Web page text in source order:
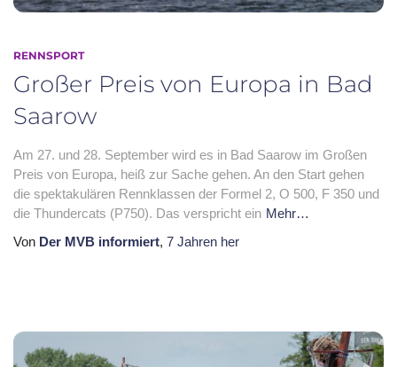
RENNSPORT
Großer Preis von Europa in Bad
Saarow
Am 27. und 28. September wird es in Bad Saarow im Großen
Preis von Europa, heiß zur Sache gehen. An den Start gehen
die spektakulären Rennklassen der Formel 2, O 500, F 350 und
die Thundercats (P750). Das verspricht ein Mehr…
Von Der MVB informiert, 7 Jahren her